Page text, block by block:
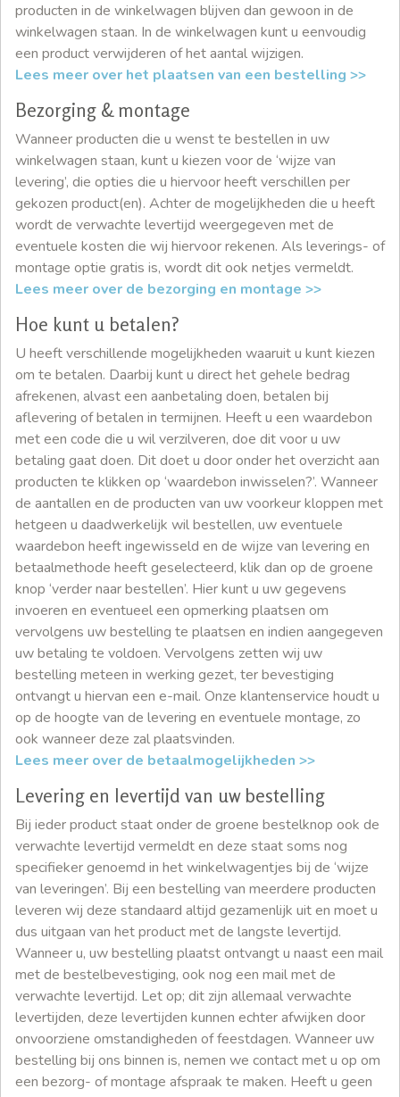
producten in de winkelwagen blijven dan gewoon in de
winkelwagen staan. In de winkelwagen kunt u eenvoudig
een product verwijderen of het aantal wijzigen.
Lees meer over het plaatsen van een bestelling >>
Bezorging & montage
Wanneer producten die u wenst te bestellen in uw
winkelwagen staan, kunt u kiezen voor de ‘wijze van
levering’, die opties die u hiervoor heeft verschillen per
gekozen product(en). Achter de mogelijkheden die u heeft
wordt de verwachte levertijd weergegeven met de
eventuele kosten die wij hiervoor rekenen. Als leverings- of
montage optie gratis is, wordt dit ook netjes vermeldt.
Lees meer over de bezorging en montage >>
Hoe kunt u betalen?
U heeft verschillende mogelijkheden waaruit u kunt kiezen
om te betalen. Daarbij kunt u direct het gehele bedrag
afrekenen, alvast een aanbetaling doen, betalen bij
aflevering of betalen in termijnen. Heeft u een waardebon
met een code die u wil verzilveren, doe dit voor u uw
betaling gaat doen. Dit doet u door onder het overzicht aan
producten te klikken op ‘waardebon inwisselen?’. Wanneer
de aantallen en de producten van uw voorkeur kloppen met
hetgeen u daadwerkelijk wil bestellen, uw eventuele
waardebon heeft ingewisseld en de wijze van levering en
betaalmethode heeft geselecteerd, klik dan op de groene
knop ‘verder naar bestellen’. Hier kunt u uw gegevens
invoeren en eventueel een opmerking plaatsen om
vervolgens uw bestelling te plaatsen en indien aangegeven
uw betaling te voldoen. Vervolgens zetten wij uw
bestelling meteen in werking gezet, ter bevestiging
ontvangt u hiervan een e-mail. Onze klantenservice houdt u
op de hoogte van de levering en eventuele montage, zo
ook wanneer deze zal plaatsvinden.
Lees meer over de betaalmogelijkheden >>
Levering en levertijd van uw bestelling
Bij ieder product staat onder de groene bestelknop ook de
verwachte levertijd vermeldt en deze staat soms nog
specifieker genoemd in het winkelwagentjes bij de ‘wijze
van leveringen’. Bij een bestelling van meerdere producten
leveren wij deze standaard altijd gezamenlijk uit en moet u
dus uitgaan van het product met de langste levertijd.
Wanneer u, uw bestelling plaatst ontvangt u naast een mail
met de bestelbevestiging, ook nog een mail met de
verwachte levertijd. Let op; dit zijn allemaal verwachte
levertijden, deze levertijden kunnen echter afwijken door
onvoorziene omstandigheden of feestdagen. Wanneer uw
bestelling bij ons binnen is, nemen we contact met u op om
een bezorg- of montage afspraak te maken. Heeft u geen